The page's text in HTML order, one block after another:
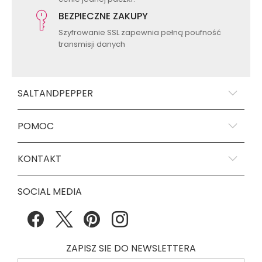
BEZPIECZNE ZAKUPY
Szyfrowanie SSL zapewnia pełną poufność
transmisji danych
SALTANDPEPPER
POMOC
KONTAKT
SOCIAL MEDIA
ZAPISZ SIE DO NEWSLETTERA